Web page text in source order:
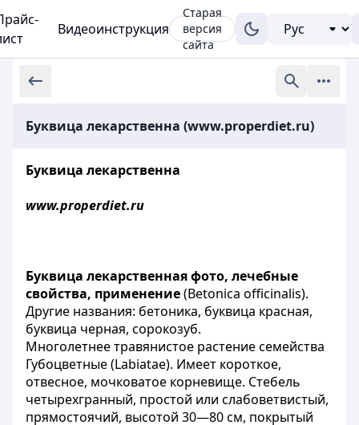
Видеоинструкция
Старая
версия
сайта
Буквица лекарственна (www.properdiet.ru)
Буквица лекарственна
www.properdiet.ru
Буквица лекарственная фото, лечебные
свойства, применение(Betonica officinalis).
Другие названия: бетоника, буквица красная,
буквица черная, сорокозуб.
Многолетнее травянистое растение семейства
Губоцветные (Labiatae). Имеет короткое,
отвесное, мочковатое корневище. Стебель
четырехгранный, простой или слабоветвистый,
прямостоячий, высотой 30—80 см, покрытый